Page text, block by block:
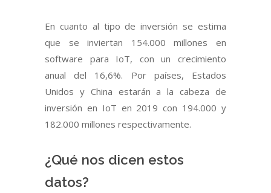
En cuanto al tipo de inversión se estima
que se inviertan 154.000 millones en
software para IoT, con un crecimiento
anual del 16,6%. Por países, Estados
Unidos y China estarán a la cabeza de
inversión en IoT en 2019 con 194.000 y
182.000 millones respectivamente.
¿Qué nos dicen estos
datos?